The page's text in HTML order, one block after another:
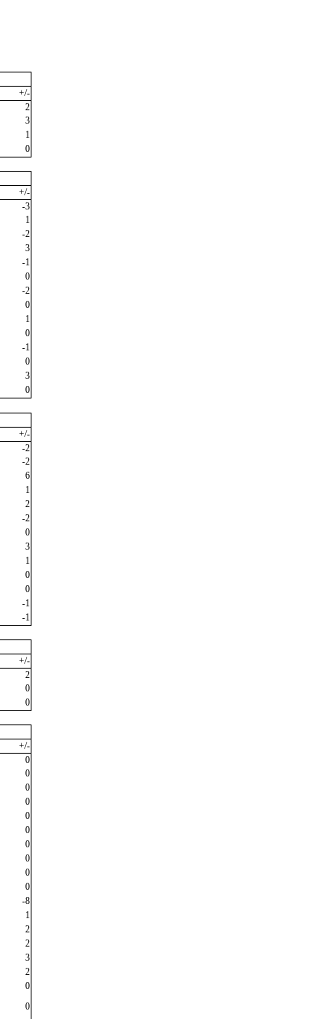
+/-
2
3
1
0
+/-
-3
1
-2
3
-1
0
-2
0
1
0
-1
0
3
0
+/-
-2
-2
6
1
2
-2
0
3
1
0
0
-1
-1
+/-
2
0
0
+/-
0
0
0
0
0
0
0
0
0
0
-8
1
2
2
3
2
0
0